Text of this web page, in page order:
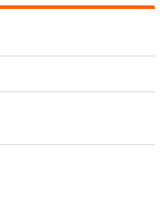
全高
全